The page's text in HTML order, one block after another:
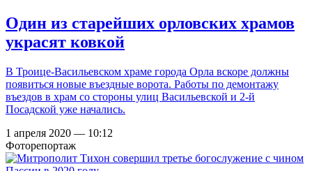
Один из старейших орловских храмов
украсят ковкой
В Троице-Васильевском храме города Орла вскоре должны
появиться новые въездные ворота. Работы по демонтажу
въездов в храм со стороны улиц Васильевской и 2-й
Посадской уже начались.
1 апреля 2020 — 10:12
Фоторепортаж